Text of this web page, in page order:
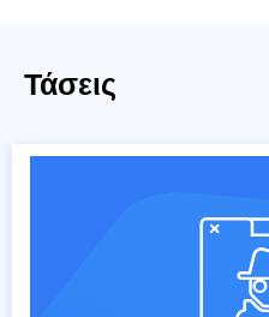
Τάσεις